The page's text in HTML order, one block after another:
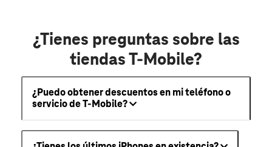
¿Tienes preguntas sobre las
tiendas T-Mobile?
¿Puedo obtener descuentos en mi teléfono o
servicio de T-Mobile?